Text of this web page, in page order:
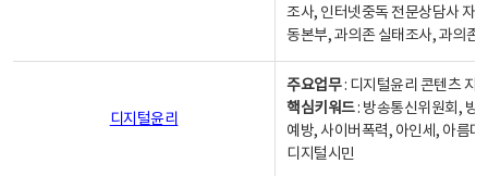
조사, 인터넷중독 전문상담사 자
동본부, 과의존 실태조사, 과의존
디지털윤리
주요업무: 디지털윤리 콘텐츠 지
핵심키워드: 방송통신위원회, 방
예방, 사이버폭력, 아인세, 아름
디지털시민